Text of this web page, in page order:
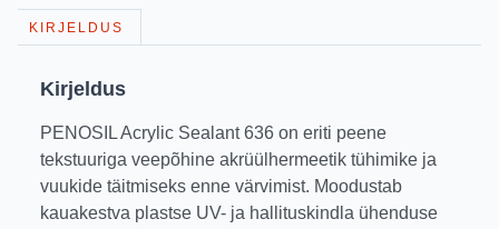
KIRJELDUS
Kirjeldus
PENOSIL Acrylic Sealant 636 on eriti peene
tekstuuriga veepõhine akrüülhermeetik tühimike ja
vuukide täitmiseks enne värvimist. Moodustab
kauakestva plastse UV- ja hallituskindla ühenduse